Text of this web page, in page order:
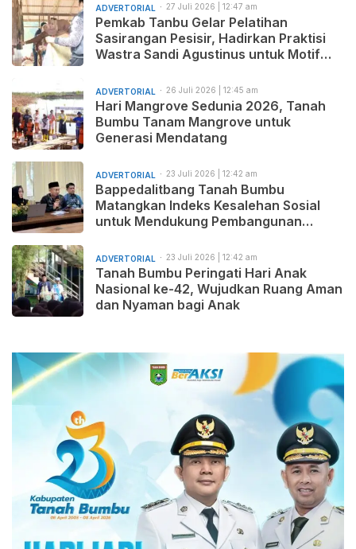
ADVERTORIAL 27 Juli 2026 | 12:47 am
Pemkab Tanbu Gelar Pelatihan
Sasirangan Pesisir, Hadirkan Praktisi
Wastra Sandi Agustinus untuk Motif
ADVERTORIAL 26 Juli 2026 | 12:45 am
Hari Mangrove Sedunia 2026, Tanah
Bumbu Tanam Mangrove untuk
Generasi Mendatang
ADVERTORIAL 23 Juli 2026 | 12:42 am
Bappedalitbang Tanah Bumbu
Matangkan Indeks Kesalehan Sosial
untuk Mendukung Pembangunan
Beradab
ADVERTORIAL 23 Juli 2026 | 12:42 am
Tanah Bumbu Peringati Hari Anak
Nasional ke-42, Wujudkan Ruang Aman
dan Nyaman bagi Anak